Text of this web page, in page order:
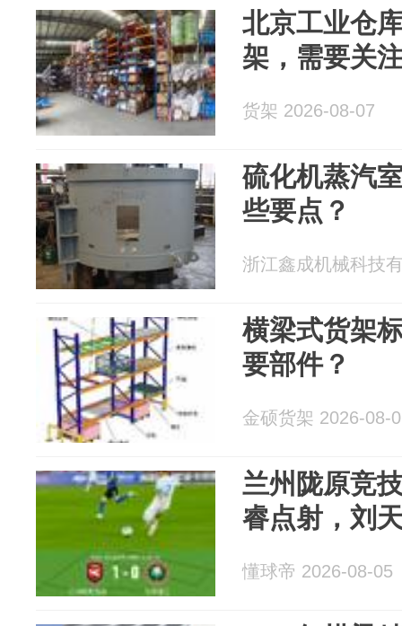
北京工业仓
架，需要关
货架 2026-08-07
硫化机蒸汽
些要点？
浙江鑫成机械科技
横梁式货架
要部件？
金硕货架 2026-08-
兰州陇原竞
睿点射，刘
懂球帝 2026-08-05